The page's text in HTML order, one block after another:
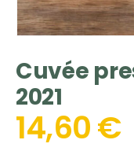
Cuvée
2021
14,60€